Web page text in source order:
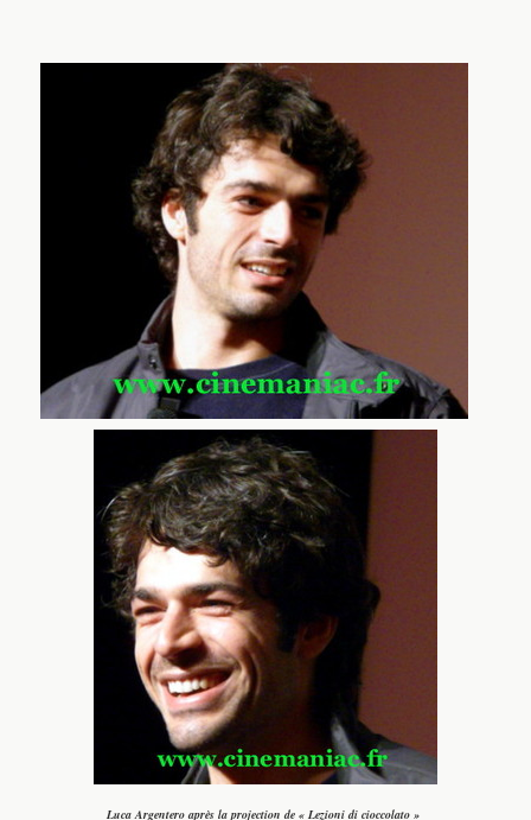
Luca Argentero après la projection de « Lezioni di cioccolato »